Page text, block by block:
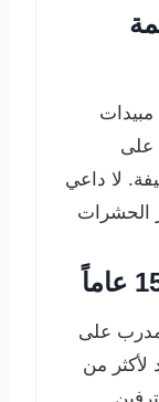
مبيدات
عالمياً، آمنة 100% على
لا داعي
الحشرات
على
لأكثر من